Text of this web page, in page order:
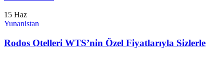
15 Haz
Yunanistan
Rodos Otelleri WTS’nin Özel Fiyatlarıyla Sizlerle